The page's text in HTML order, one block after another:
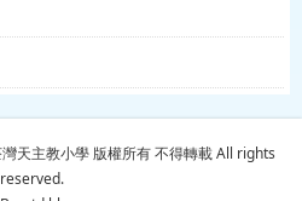
天主教小學 版權所有 不得轉載 All rights
reserved.